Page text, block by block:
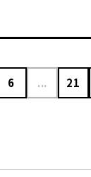
6 ... 21